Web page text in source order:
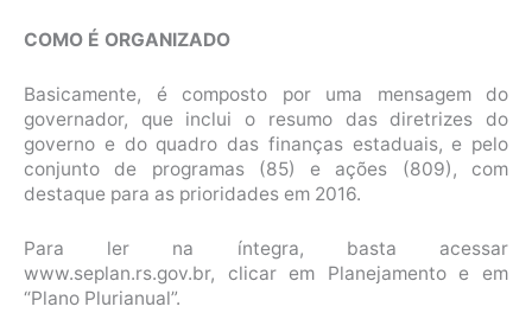
COMO É ORGANIZADO
Basicamente, é composto por uma mensagem do
governador, que inclui o resumo das diretrizes do
governo e do quadro das finanças estaduais, e pelo
conjunto de programas (85) e ações (809), com
destaque para as prioridades em 2016.
Para ler na íntegra, basta acessar
www.seplan.rs.gov.br, clicar em Planejamento e em
“Plano Plurianual”.